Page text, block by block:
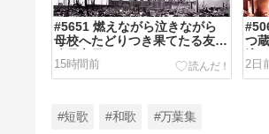
#5651 燃えながら泣きながら
母校へたどりつき果てたる友よ
八月六日
15時間前
つ
流す
2日
#短歌 #和歌 #万葉集